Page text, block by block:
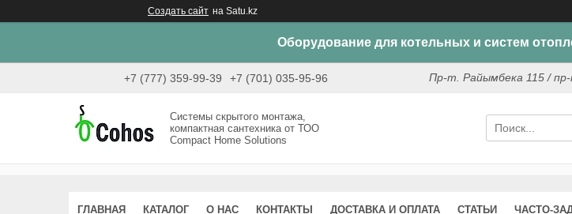
Создать сайт на Satu.kz
Оборудование для котельных и систем
+7 (777) 359-99-39 +7 (701) 035-95-96 Пр-т. Райымбека 115 /
Системы скрытого монтажа,
компактная сантехника от ТОО
Compact Home Solutions
ГЛАВНАЯ КАТАЛОГ О НАС КОНТАКТЫ ДОСТАВКА И ОПЛАТА СТАТЬИ ЧАСТО-